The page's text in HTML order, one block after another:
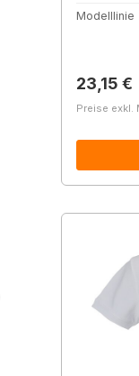
Modelllinie
23,15 €
Preise exkl.